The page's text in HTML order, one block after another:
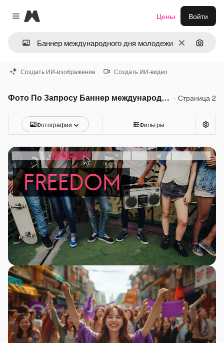
Close menu
Magnific
ОчиститьПоиск
Цены Войти
Создать ИИ-изображение Создать ИИ-видео
Фото По Запросу Баннер международного дня молодежи - Страница 2
Фотографии Фильтры